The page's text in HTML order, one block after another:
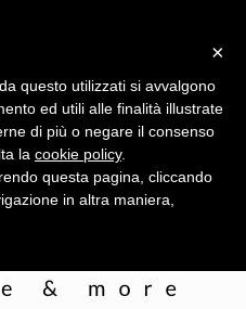
×
questo utilizzati si avvalgono
ed utili alle finalità illustrate
di più o negare il consenso
la cookie policy.
questa pagina, cliccando
in altra maniera,